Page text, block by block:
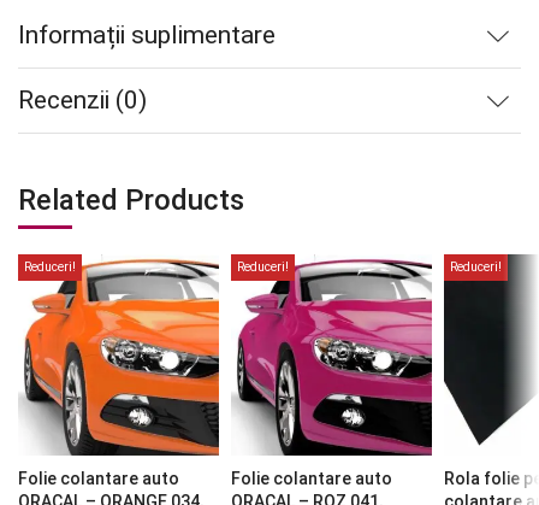
Informații suplimentare
Recenzii (0)
Related Products
Reduceri!
Folie colantare auto
Reduceri!
Folie colantare auto
Reduceri!
Rola folie